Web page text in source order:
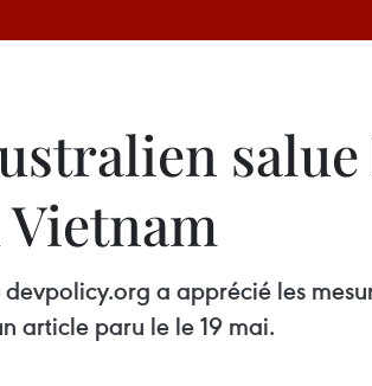
a apprécié les
article paru le le 19 mai.